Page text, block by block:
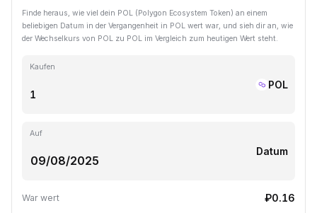
Finde heraus, wie viel dein POL (Polygon Ecosystem Token) an einem
beliebigen Datum in der Vergangenheit in POL wert war, und sieh dir an, wie
der Wechselkurs von POL zu POL im Vergleich zum heutigen Wert steht.
Kaufen
POL
Auf
Datum
War wert ₽0.16